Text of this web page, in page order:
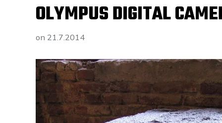
OLYMPUS DIGITAL
on 21.7.2014